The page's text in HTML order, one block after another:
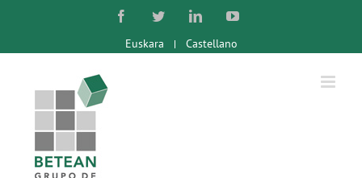
content
FacebookTwitterLinkedInYouTube
Euskara Castellano